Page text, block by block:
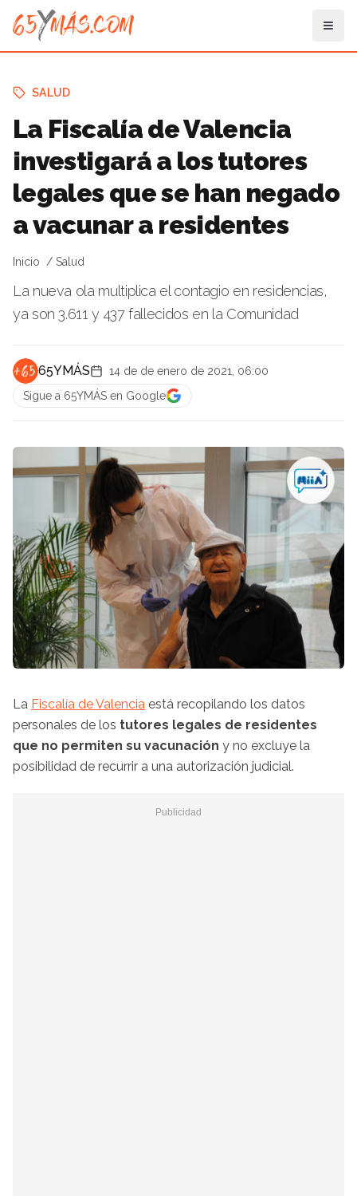
SALUD
La Fiscalía de Valencia
investigará a los tutores
legales que se han negado
a vacunar a residentes
Inicio Salud
La nueva ola multiplica el contagio en residencias,
ya son 3.611 y 437 fallecidos en la Comunidad
65YMÁS
14 de de enero de 2021, 06:00
Sigue a 65YMÁS en Google
La Fiscalía de Valencia está recopilando los datos
personales de los tutores legales de residentes
que no permiten su vacunación y no excluye la
posibilidad de recurrir a una autorización judicial.